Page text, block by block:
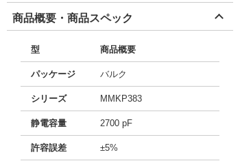
商品概要・商品スペック
型 商品概要
パッケージ バルク
シリーズ MMKP383
静電容量 2700 pF
許容誤差 ±5%